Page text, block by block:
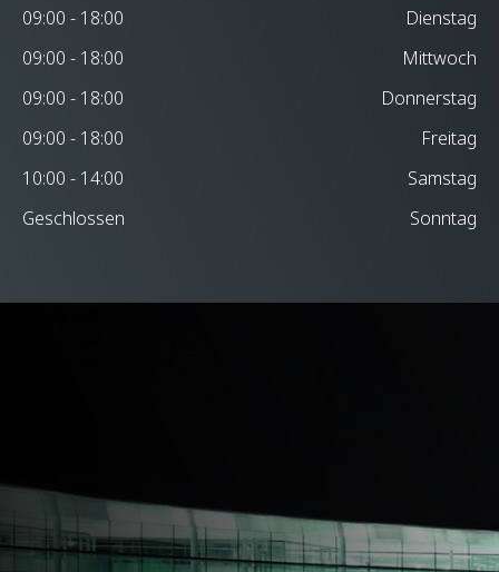
09:00 - 18:00
Dienstag
09:00 - 18:00
Mittwoch
09:00 - 18:00
Donnerstag
09:00 - 18:00
Freitag
10:00 - 14:00
Samstag
Geschlossen
Sonntag